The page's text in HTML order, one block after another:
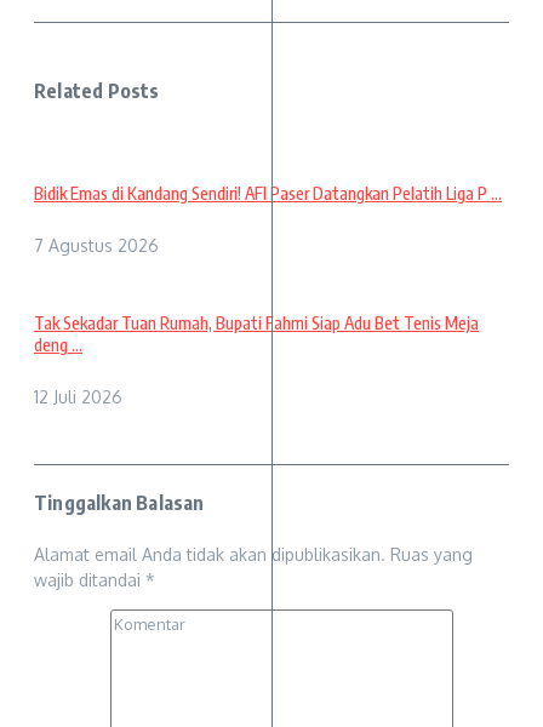
Related Posts
Bidik Emas di Kandang Sendiri! AFI Paser Datangkan Pelatih Liga P ...
7 Agustus 2026
Tak Sekadar Tuan Rumah, Bupati Fahmi Siap Adu Bet Tenis Meja
deng ...
12 Juli 2026
Tinggalkan Balasan
Alamat email Anda tidak akan dipublikasikan. Ruas yang
wajib ditandai *